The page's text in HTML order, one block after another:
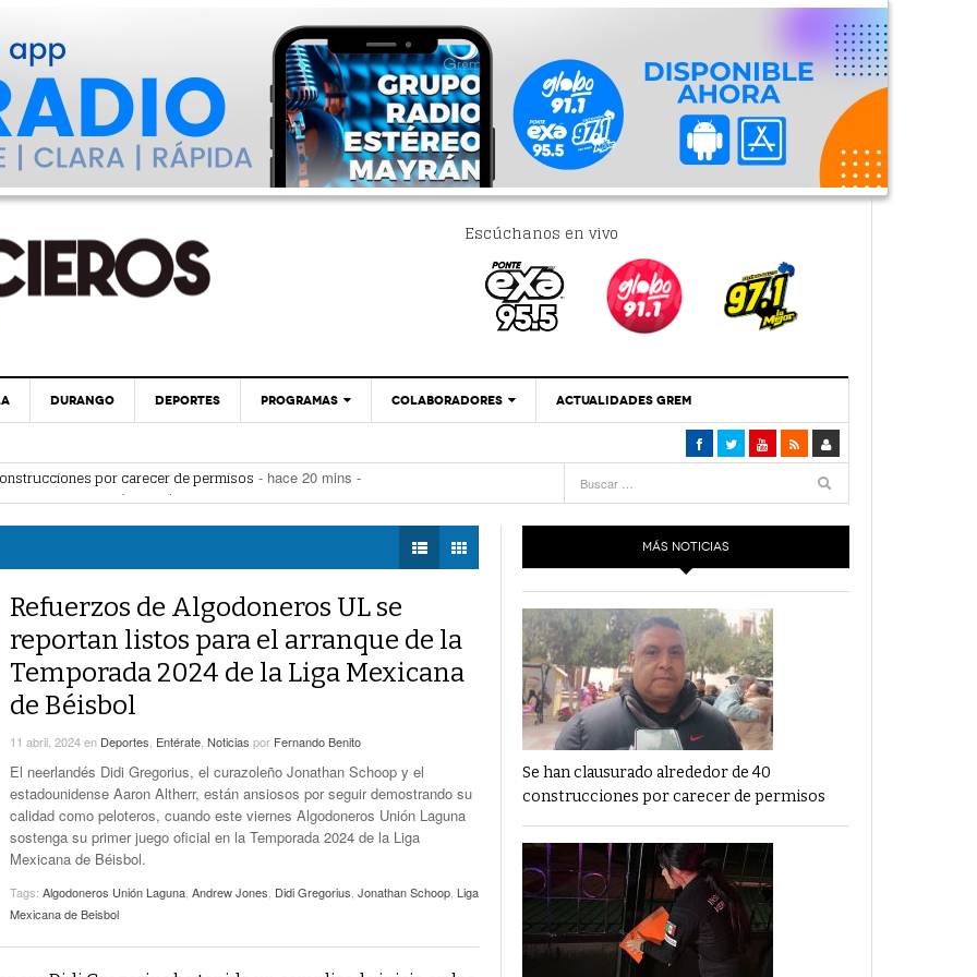
Escúchanos en vivo
Bebidas Alcohólicas- hace 36 mins -
Sistema Vial Revolución-Vasconcelos Tiene Un
Avance De 33 Por Ciento - hace 22 horas -
No Hubo Daños A Obras Del Sistema Vial
DURANGO DEPORTES PROGRAMAS
GLOBO
TWEETS AND
ESTÉREO GALLITO
COLABORADORES
‘Se Vale Soñar Con Una Contraloría Ciudadana’
Financiamiento’ Por PC29
‘La Laguna: Bomba De Tiempo Por Falta De
Planeación’ Por PC29- 17 mayo, 2021
‘Las Corrupciones, Sus Formas Y Efectos’ Por
PC29- 7 mayo, 2021
ACTUALIDADES GREM
por carecer de permisos- hace 20 mins -
de bebidas alcohólicas- hace 36 mins -
- hace 2 horas -
de Simas: gobernador- hace 20 horas -
van por red para comunidades rurales - hace 20 horas -
Refuerzos de Algodoneros UL se
reportan listos para el arranque de la
Temporada 2024 de la Liga Mexicana
de Béisbol
11 abril, 2024en Deportes Entérate Noticias por Fernando Benito
El neerlandés Didi Gregorius, el curazoleño Jonathan Schoop y el
estadounidense Aaron Altherr, están ansiosos por seguir demostrando su
calidad como peloteros, cuando este viernes Algodoneros Unión Laguna
sostenga su primer juego oficial en la Temporada 2024 de la Liga
Mexicana de Béisbol.
Tags: Algodoneros Unión Laguna Andrew Jones Didi Gregorius Jonathan Schoop Liga
Mexicana de Beisbol
MÁS NOTICIAS
Se han clausurado alrededor de 40
construcciones por carecer de permisos